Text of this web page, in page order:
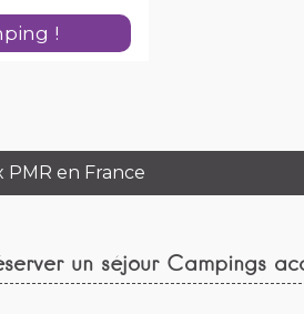
!
PMR en France
un séjour Campings